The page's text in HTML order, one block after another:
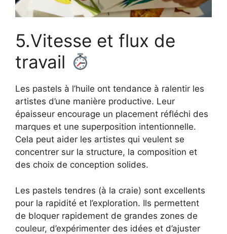
5.Vitesse et flux de
travail
Les pastels à l’huile ont tendance à ralentir les
artistes d’une manière productive. Leur
épaisseur encourage un placement réfléchi des
marques et une superposition intentionnelle.
Cela peut aider les artistes qui veulent se
concentrer sur la structure, la composition et
des choix de conception solides.
Les pastels tendres (à la craie) sont excellents
pour la rapidité et l’exploration. Ils permettent
de bloquer rapidement de grandes zones de
couleur, d’expérimenter des idées et d’ajuster